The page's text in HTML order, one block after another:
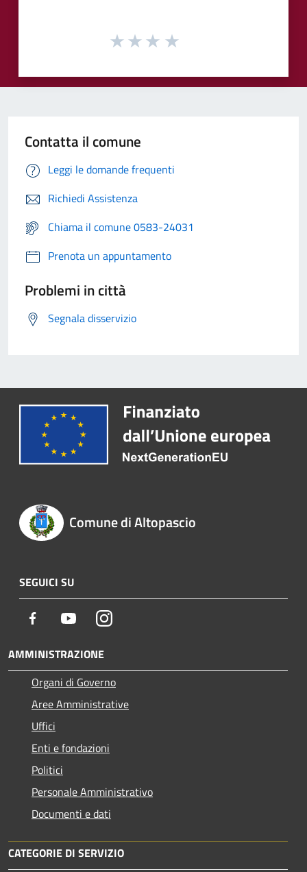
Contatta il comune
Leggi le domande frequenti
Richiedi Assistenza
Chiama il comune 0583-24031
Prenota un appuntamento
Problemi in città
Segnala disservizio
Comune di Altopascio
SEGUICI SU
Facebook YoutubeInstagram
AMMINISTRAZIONE
Organi di Governo
Aree Amministrative
Uffici
Enti e fondazioni
Politici
Personale Amministrativo
Documenti e dati
CATEGORIE DI SERVIZIO